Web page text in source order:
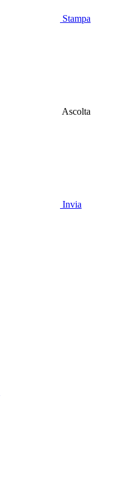
Stampa
Ascolta
Invia